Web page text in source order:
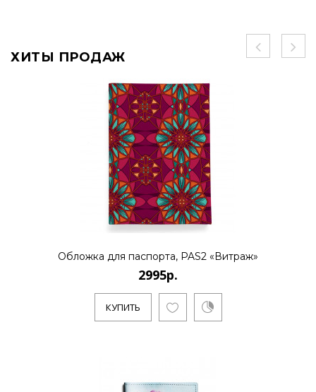
ХИТЫ ПРОДАЖ
Обложка для паспорта, PAS2 «Витраж»
2995р.
КУПИТЬ